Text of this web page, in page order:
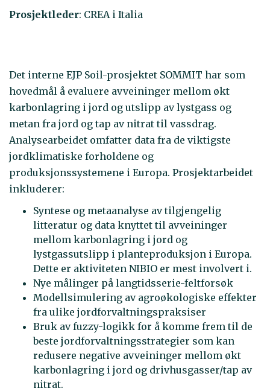
Prosjektleder: CREA i Italia
Det interne EJP Soil-prosjektet SOMMIT har som
hovedmål å evaluere avveininger mellom økt
karbonlagring i jord og utslipp av lystgass og
metan fra jord og tap av nitrat til vassdrag.
Analysearbeidet omfatter data fra de viktigste
jordklimatiske forholdene og
produksjonssystemene i Europa. Prosjektarbeidet
inkluderer:
Syntese og metaanalyse av tilgjengelig
litteratur og data knyttet til avveininger
mellom karbonlagring i jord og
lystgassutslipp i planteproduksjon i Europa.
Dette er aktiviteten NIBIO er mest involvert i.
Nye målinger på langtidsserie-feltforsøk
Modellsimulering av agroøkologiske effekter
fra ulike jordforvaltningspraksiser
Bruk av fuzzy-logikk for å komme frem til de
beste jordforvaltningsstrategier som kan
redusere negative avveininger mellom økt
karbonlagring i jord og drivhusgasser/tap av
nitrat.